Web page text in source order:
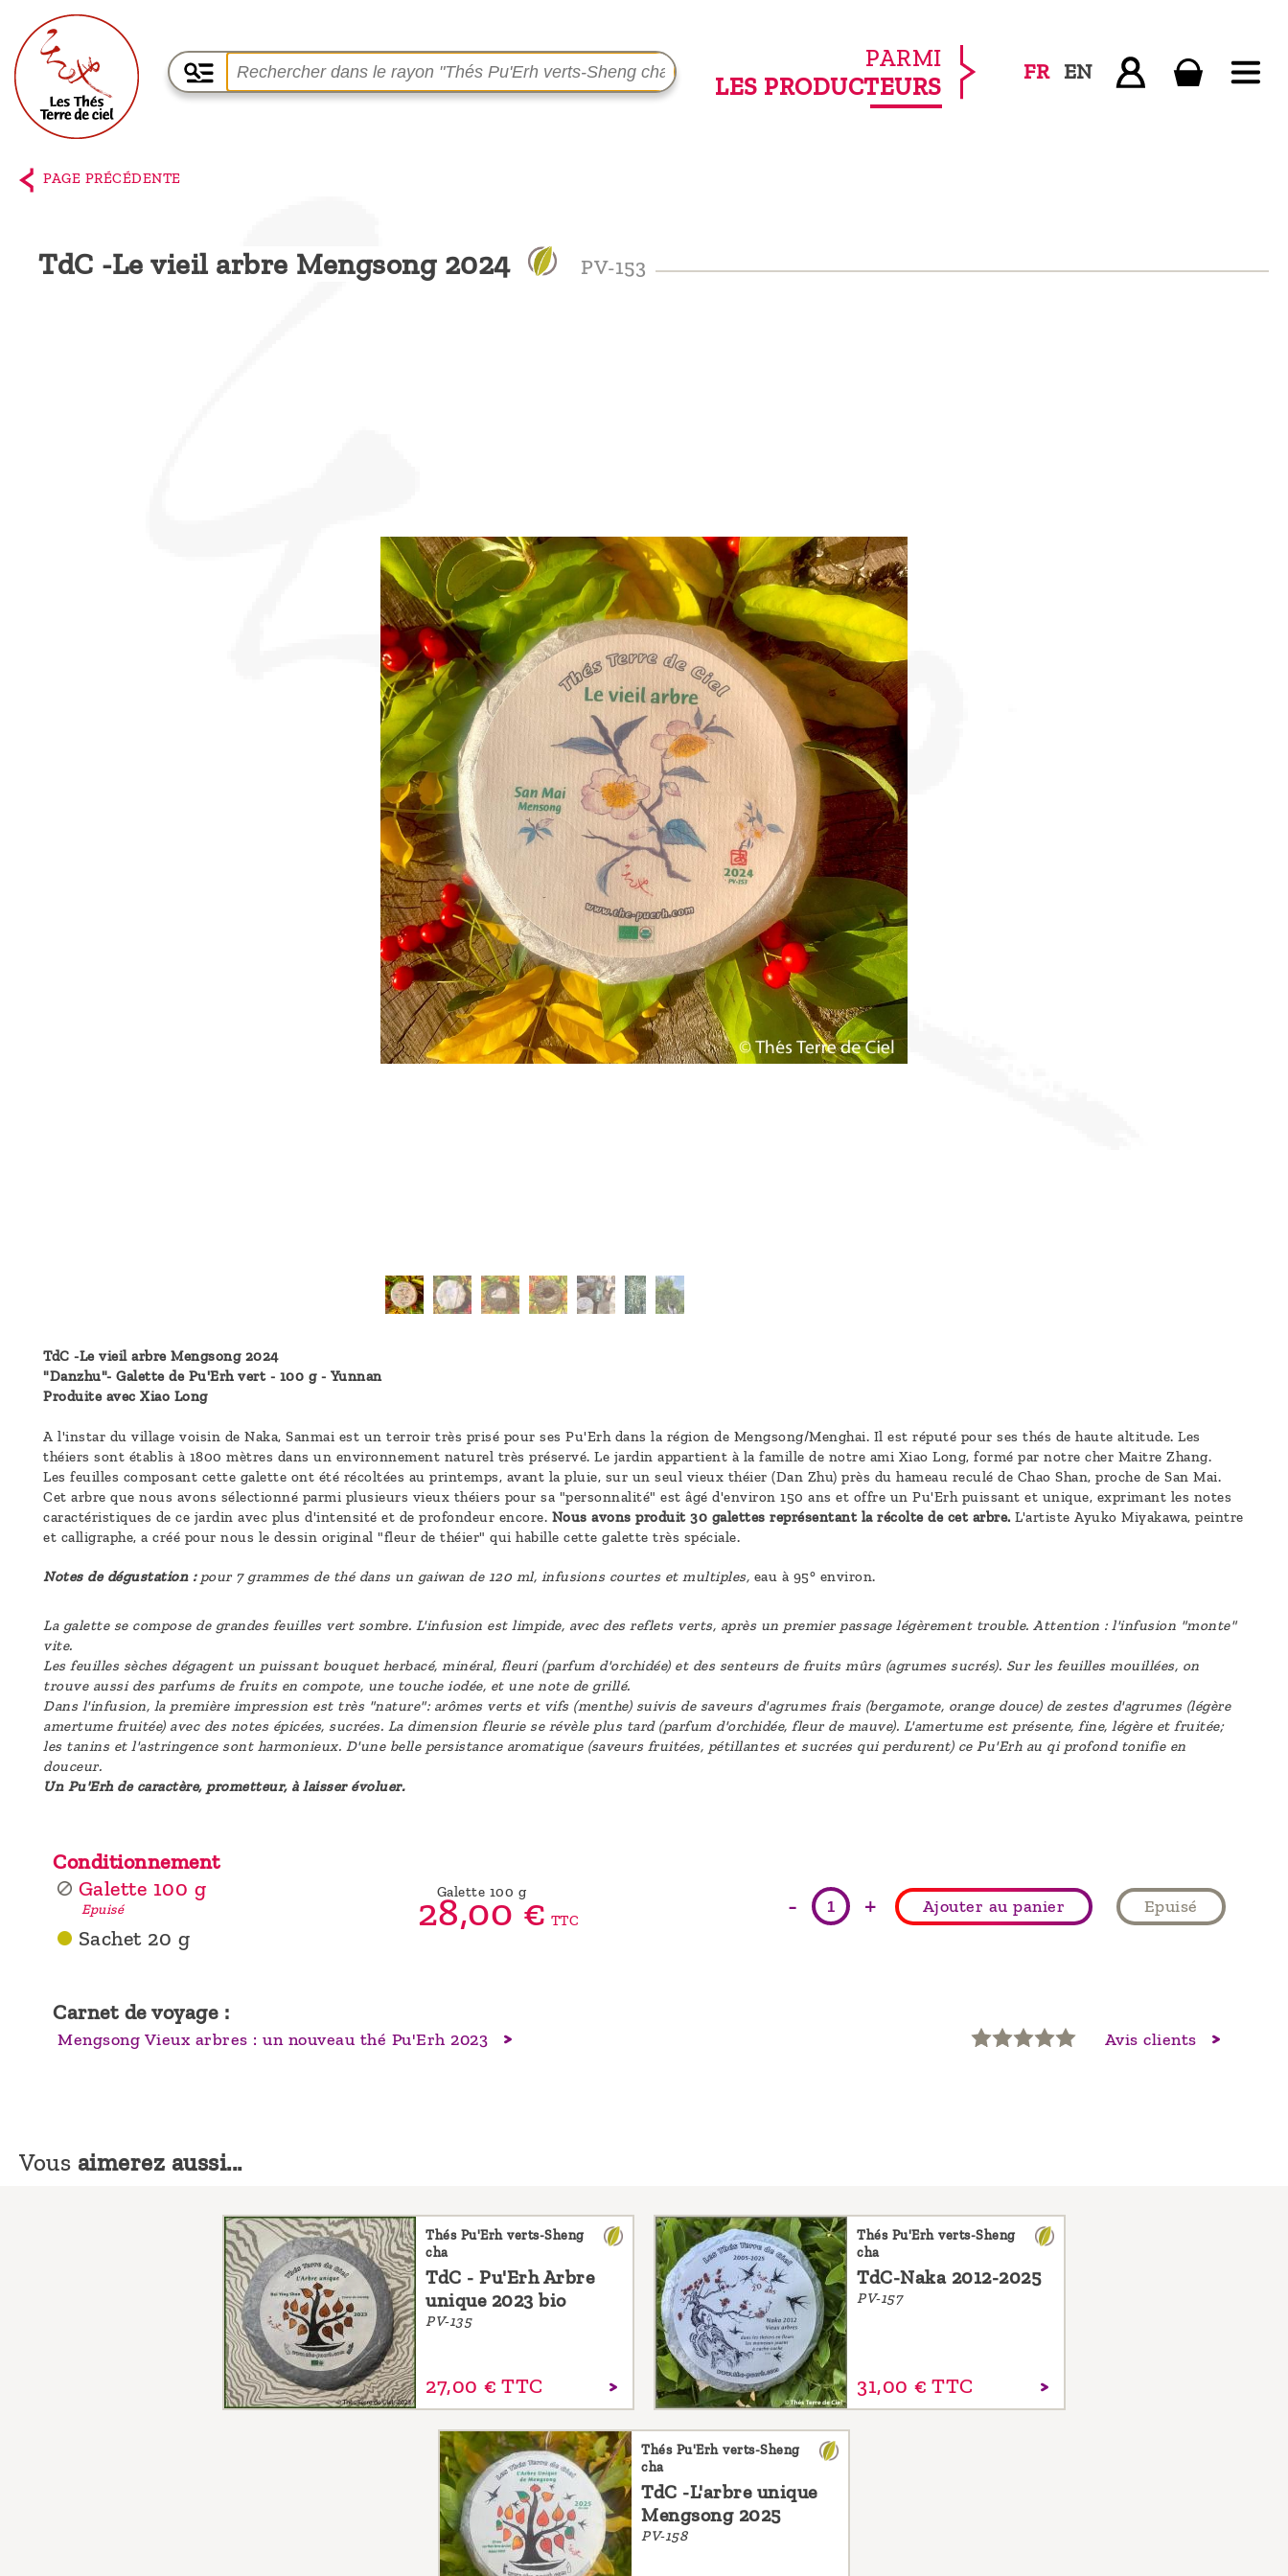
PARMI
LES PRODUCTEURS
FR EN
Accueil
La
Ciel
PAGE PRÉCÉDENTE
TdC -Le vieil arbre Mengsong 2024 PV-153
TdC -Le vieil arbre Mengsong 2024
"Danzhu"- Galette de Pu'Erh vert - 100 g - Yunnan
Produite avec Xiao Long
A l'instar du village voisin de Naka, Sanmai est un terroir très prisé pour ses Pu'Erh dans la région de Mengsong/Menghai. Il est réputé pour ses thés de haute altitude. Les
théiers sont établis à 1800 mètres dans un environnement naturel très préservé. Le jardin appartient à la famille de notre ami Xiao Long, formé par notre cher Maitre Zhang.
Les feuilles composant cette galette ont été récoltées au printemps, avant la pluie, sur un seul vieux théier (Dan Zhu) près du hameau reculé de Chao Shan, proche de San Mai.
Cet arbre que nous avons sélectionné parmi plusieurs vieux théiers pour sa "personnalité" est âgé d'environ 150 ans et offre un Pu'Erh puissant et unique, exprimant les notes
caractéristiques de ce jardin avec plus d'intensité et de profondeur encore. Nous avons produit 30 galettes représentant la récolte de cet arbre. L'artiste Ayuko Miyakawa, peintre
et calligraphe, a créé pour nous le dessin original "fleur de théier" qui habille cette galette très spéciale.
Notes de dégustation : pour 7 grammes de thé dans un gaiwan de 120 ml, infusions courtes et multiples, eau à 95° environ.
La galette se compose de grandes feuilles vert sombre. L'infusion est limpide, avec des reflets verts, après un premier passage légèrement trouble. Attention : l'infusion "monte"
vite.
Les feuilles sèches dégagent un puissant bouquet herbacé, minéral, fleuri (parfum d'orchidée) et des senteurs de fruits mûrs (agrumes sucrés). Sur les feuilles mouillées, on
trouve aussi des parfums de fruits en compote, une touche iodée, et une note de grillé.
Dans l'infusion, la première impression est très "nature": arômes verts et vifs (menthe) suivis de saveurs d'agrumes frais (bergamote, orange douce) de zestes d'agrumes (légère
amertume fruitée) avec des notes épicées, sucrées. La dimension fleurie se révèle plus tard (parfum d'orchidée, fleur de mauve). L'amertume est présente, fine, légère et fruitée;
les tanins et l'astringence sont harmonieux. D'une belle persistance aromatique (saveurs fruitées, pétillantes et sucrées qui perdurent) ce Pu'Erh au qi profond tonifie en
douceur.
Un Pu'Erh de caractère, prometteur, à laisser évoluer.
Conditionnement
Galette 100 g
Epuisé
Sachet 20 g
Galette 100 g
28,00€ TTC - + Ajouter au panier Epuisé
Carnet de voyage :
Mengsong Vieux arbres : un nouveau thé Pu'Erh 2023 Avis clients
Vous aimerez aussi...
Thés Pu'Erh verts-Sheng
cha
TdC - Pu'Erh Arbre
unique 2023 bio
PV-135
27,00 € TTC
Thés Pu'Erh verts-Sheng
cha
TdC-Naka 2012-2025
PV-157
31,00 € TTC
Thés Pu'Erh verts-Sheng
cha
TdC -L'arbre unique
Mengsong 2025
PV-158